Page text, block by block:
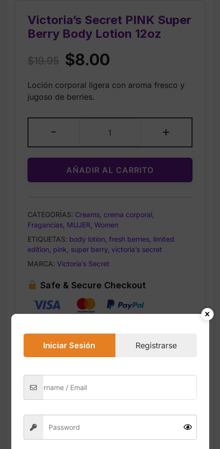
Victoria’s Secret PINK Super
Berry Body Lotion 12oz
$19.95 Original
was:
$8.00
is:
Loción corporal ligera con aroma fresco y
jugoso de berries.
-
Secret
PINK
Super
Berry
Body
cantidad
+
AÑADIR AL CARRITO
CATEGORÍAS: Creams crema corporal
Fragancias MUJER Women
ETIQUETAS: body lotion fresh berries limited
edition pink super berry victoria’s secret
MARCA: Victoria’s Secret
Safe & Secure Checkout
La Super Berry Body Lotion de Victoria’s
Secret PINK es una loción corporal en
edición limitada diseñada para ofrecer
Iniciar Sesión Registrarse